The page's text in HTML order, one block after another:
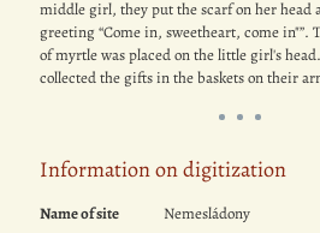
middle girl, they put the scarf on her head
greeting “Come in, sweetheart, come in"”.
of myrtle was placed on the little girl's
collected the gifts in the baskets on their
Information on digitization
Name of site Nemesládony